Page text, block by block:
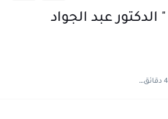
عبد الجواد
4 دقائق للقراءة